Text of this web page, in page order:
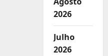
2026
Julho
2026